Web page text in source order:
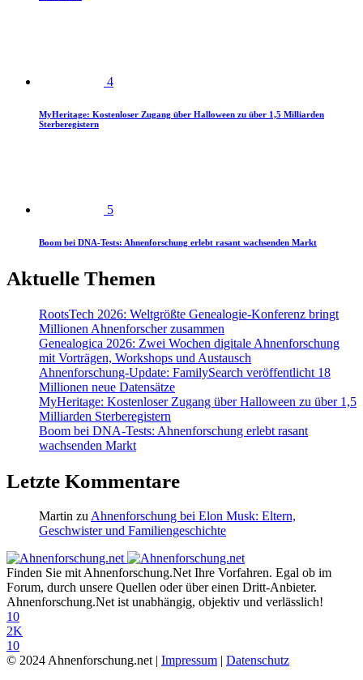
4
MyHeritage: Kostenloser Zugang über Halloween zu über 1,5 Milliarden
Sterberegistern
5
Boom bei DNA-Tests: Ahnenforschung erlebt rasant wachsenden Markt
Aktuelle Themen
RootsTech 2026: Weltgrößte Genealogie-Konferenz bringt
Millionen Ahnenforscher zusammen
Genealogica 2026: Zwei Wochen digitale Ahnenforschung
mit Vorträgen, Workshops und Austausch
Ahnenforschung-Update: FamilySearch veröffentlicht 18
Millionen neue Datensätze
MyHeritage: Kostenloser Zugang über Halloween zu über 1,5
Milliarden Sterberegistern
Boom bei DNA-Tests: Ahnenforschung erlebt rasant
wachsenden Markt
Letzte Kommentare
Martin zu Ahnenforschung bei Elon Musk: Eltern,
Geschwister und Familiengeschichte
Finden Sie mit Ahnenforschung.Net Ihre Vorfahren. Egal ob im
Forum, durch unsere Quellen oder über einen Dritt-Anbieter.
Ahnenforschung.Net ist unabhängig, objektiv und verlässlich!
10
2K
10
© 2024 Ahnenforschung.net | Impressum | Datenschutz